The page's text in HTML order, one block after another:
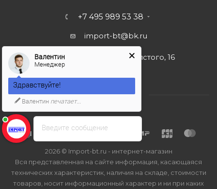
+7 495 989 53 38
import-bt@bk.ru
г. Москва, ул. Льва Толстого, 16
2026 © Import-bt.ru - интернет-магазин
Вся представленная на сайте информация, касающаяся
технических характеристик, наличия на складе, стоимости
товаров, носит информационный характер и ни при каких
Введите сообщение
Валентин
Менеджер
Здравствуйте!
Валентин печатает...